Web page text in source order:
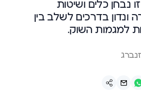
נבחן כלים ושיטות
ונדון בדרכים לשלב בין
למגמות השוק.